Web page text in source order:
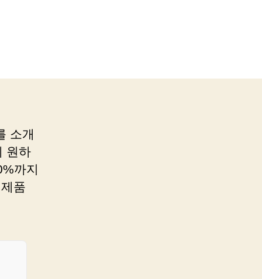
소개
원하
까지
품